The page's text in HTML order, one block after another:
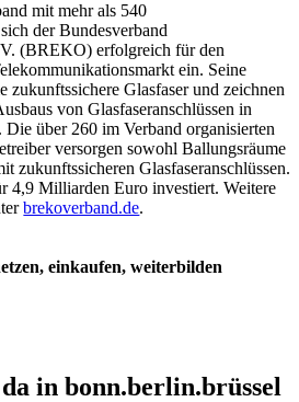
mit mehr als 540
der Bundesverband
(BREKO) erfolgreich für den
ein. Seine
zukunftssichere Glasfaser und zeichnen
von Glasfaseranschlüssen in
über 260 im Verband organisierten
versorgen sowohl Ballungsräume
zukunftssicheren Glasfaseranschlüssen.
4,9 Milliarden Euro investiert. Weitere
brekoverband.de.
einkaufen, weiterbilden
in bonn.berlin.brüssel